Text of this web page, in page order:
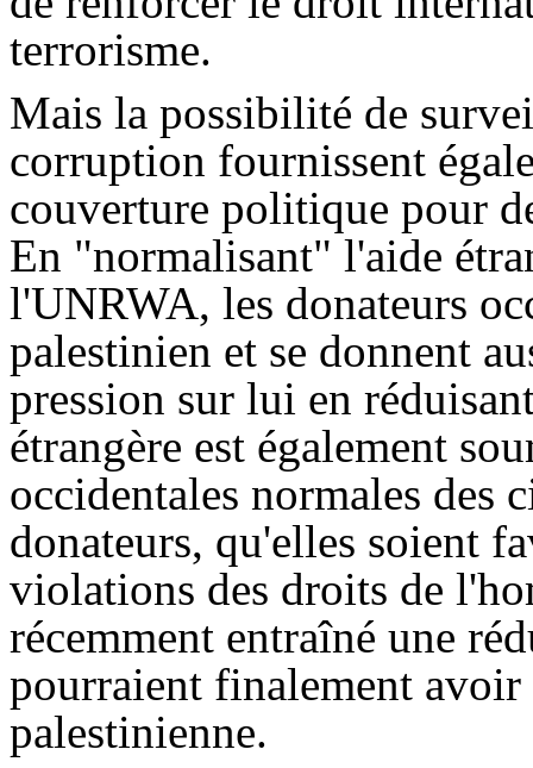
terrorisme.
Mais la possibilité de
corruption fournissent
couverture politique pour
En "normalisant" l'aide
l'UNRWA, les donateurs
palestinien et se donnent
pression sur lui en
étrangère est également
occidentales normales des
donateurs, qu'elles soient
violations des droits de
récemment entraîné une
pourraient finalement
palestinienne.